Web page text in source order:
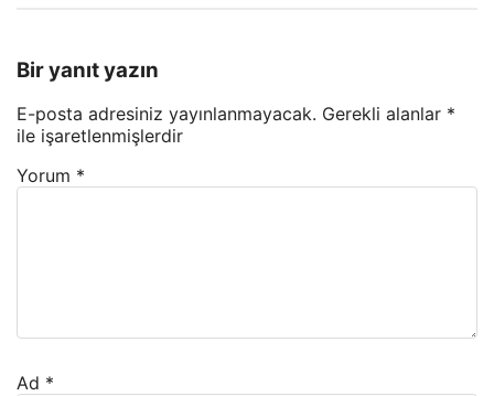
Bir yanıt yazın
E-posta adresiniz yayınlanmayacak. Gerekli alanlar *
ile işaretlenmişlerdir
Yorum *
Ad *